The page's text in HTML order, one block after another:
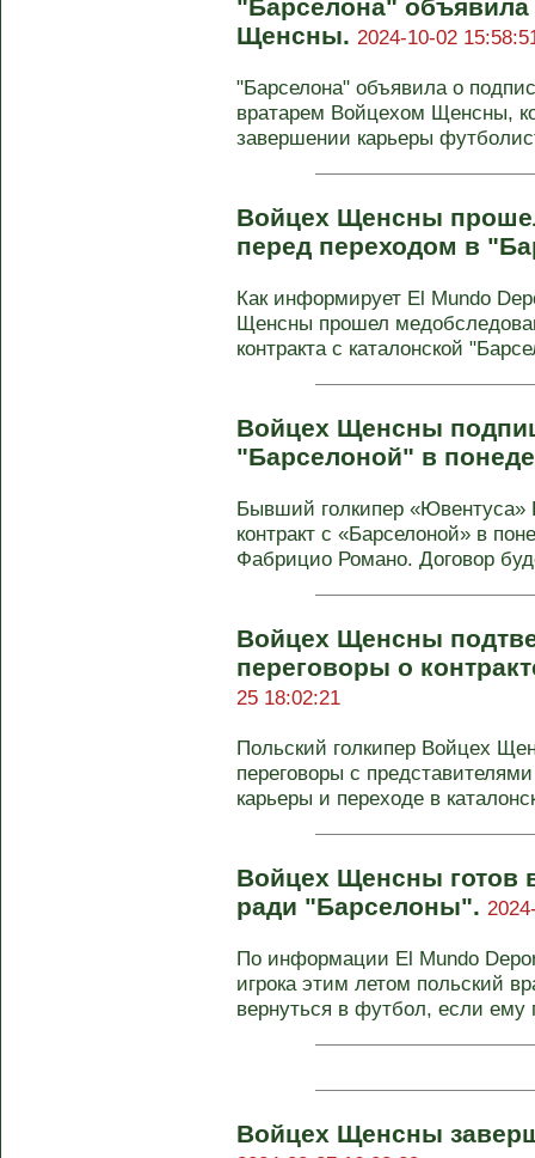
"Барселона"
Щенсны. 2024-10-02
"Барселона" объявила о
вратарем Войцехом Щенсны,
завершении карьеры
Войцех Щенсны
перед переходом в
Как информирует El Mundo
Щенсны прошел
контракта с каталонской
Войцех Щенсны
"Барселоной" в
Бывший голкипер
контракт с «Барселоной» в
Фабрицио Романо. Договор
Войцех Щенсны
переговоры о
25 18:02:21
Польский голкипер Войцех
переговоры с
карьеры и переходе в
Войцех Щенсны готов
ради "Барселоны".
По информации El Mundo
игрока этим летом польский
вернуться в футбол, если ему
Войцех Щенсны